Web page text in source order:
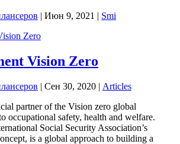
| Июн 9, 2021 | Smi
Vision Zero
| Сен 30, 2020 | Articles
partner of the Vision zero global
occupational safety, health and welfare.
Social Security Association’s
is a global approach to building a